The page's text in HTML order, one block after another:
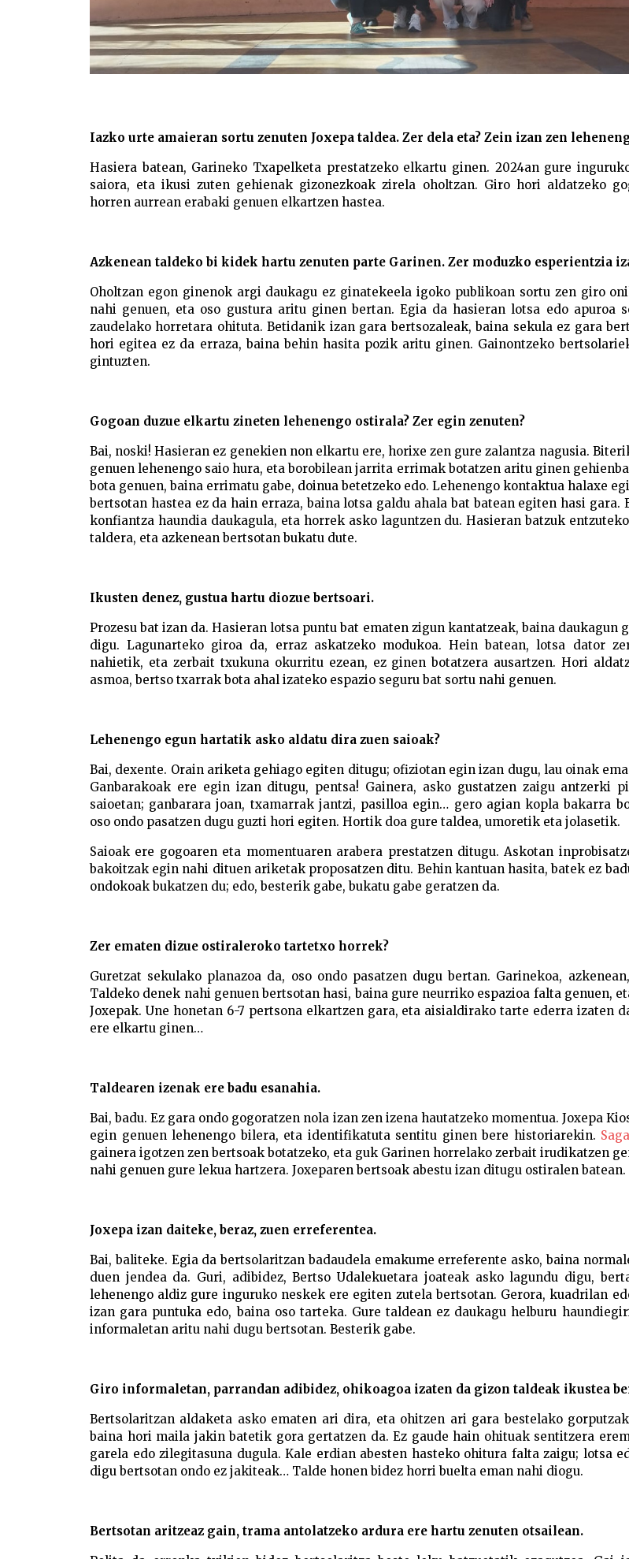
Iazko urte amaieran sortu zenuten Joxepa taldea. Zer dela eta? Zein izan zen
Hasiera batean, Garineko Txapelketa prestatzeko elkartu ginen. 2024an gure
saiora, eta ikusi zuten gehienak gizonezkoak zirela oholtzan. Giro hori aldatzeko
horren aurrean erabaki genuen elkartzen hastea.
Azkenean taldeko bi kidek hartu zenuten parte Garinen. Zer moduzko esperientzia
Oholtzan egon ginenok argi daukagu ez ginatekeela igoko publikoan sortu zen giro
nahi genuen, eta oso gustura aritu ginen bertan. Egia da hasieran lotsa edo apuroa
zaudelako horretara ohituta. Betidanik izan gara bertsozaleak, baina sekula ez gara
hori egitea ez da erraza, baina behin hasita pozik aritu ginen. Gainontzeko
gintuzten.
Gogoan duzue elkartu zineten lehenengo ostirala? Zer egin zenuten?
Bai, noski! Hasieran ez genekien non elkartu ere, horixe zen gure zalantza nagusia.
genuen lehenengo saio hura, eta borobilean jarrita errimak botatzen aritu ginen
bota genuen, baina errimatu gabe, doinua betetzeko edo. Lehenengo kontaktua halaxe
bertsotan hastea ez da hain erraza, baina lotsa galdu ahala bat batean egiten hasi gara.
konfiantza haundia daukagula, eta horrek asko laguntzen du. Hasieran batzuk
taldera, eta azkenean bertsotan bukatu dute.
Ikusten denez, gustua hartu diozue bertsoari.
Prozesu bat izan da. Hasieran lotsa puntu bat ematen zigun kantatzeak, baina daukagun
digu. Lagunarteko giroa da, erraz askatzeko modukoa. Hein batean, lotsa dator
nahietik, eta zerbait txukuna okurritu ezean, ez ginen botatzera ausartzen. Hori
asmoa, bertso txarrak bota ahal izateko espazio seguru bat sortu nahi genuen.
Lehenengo egun hartatik asko aldatu dira zuen saioak?
Bai, dexente. Orain ariketa gehiago egiten ditugu; ofiziotan egin izan dugu, lau oinak
Ganbarakoak ere egin izan ditugu, pentsa! Gainera, asko gustatzen zaigu antzerki
saioetan; ganbarara joan, txamarrak jantzi, pasilloa egin… gero agian kopla bakarra
oso ondo pasatzen dugu guzti hori egiten. Hortik doa gure taldea, umoretik eta jolasetik.
Saioak ere gogoaren eta momentuaren arabera prestatzen ditugu. Askotan
bakoitzak egin nahi dituen ariketak proposatzen ditu. Behin kantuan hasita, batek ez
ondokoak bukatzen du; edo, besterik gabe, bukatu gabe geratzen da.
Zer ematen dizue ostiraleroko tartetxo horrek?
Guretzat sekulako planazoa da, oso ondo pasatzen dugu bertan. Garinekoa,
Taldeko denek nahi genuen bertsotan hasi, baina gure neurriko espazioa falta genuen,
Joxepak. Une honetan 6-7 pertsona elkartzen gara, eta aisialdirako tarte ederra izaten
ere elkartu ginen…
Taldearen izenak ere badu esanahia.
Bai, badu. Ez gara ondo gogoratzen nola izan zen izena hautatzeko momentua. Joxepa
egin genuen lehenengo bilera, eta identifikatuta sentitu ginen bere historiarekin.
gainera igotzen zen bertsoak botatzeko, eta guk Garinen horrelako zerbait irudikatzen
nahi genuen gure lekua hartzera. Joxeparen bertsoak abestu izan ditugu ostiralen batean.
Joxepa izan daiteke, beraz, zuen erreferentea.
Bai, baliteke. Egia da bertsolaritzan badaudela emakume erreferente asko, baina
duen jendea da. Guri, adibidez, Bertso Udalekuetara joateak asko lagundu digu,
lehenengo aldiz gure inguruko neskek ere egiten zutela bertsotan. Gerora, kuadrilan
izan gara puntuka edo, baina oso tarteka. Gure taldean ez daukagu helburu
informaletan aritu nahi dugu bertsotan. Besterik gabe.
Giro informaletan, parrandan adibidez, ohikoagoa izaten da gizon taldeak ikustea
Bertsolaritzan aldaketa asko ematen ari dira, eta ohitzen ari gara bestelako
baina hori maila jakin batetik gora gertatzen da. Ez gaude hain ohituak sentitzera
garela edo zilegitasuna dugula. Kale erdian abesten hasteko ohitura falta zaigu; lotsa
digu bertsotan ondo ez jakiteak… Talde honen bidez horri buelta eman nahi diogu.
Bertsotan aritzeaz gain, trama antolatzeko ardura ere hartu zenuten otsailean.